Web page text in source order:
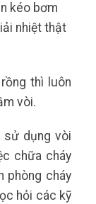
kéo bơm
nhiệt thật
thì luôn
vòi.
dụng vòi
chữa cháy
phòng cháy
hỏi các kỹ